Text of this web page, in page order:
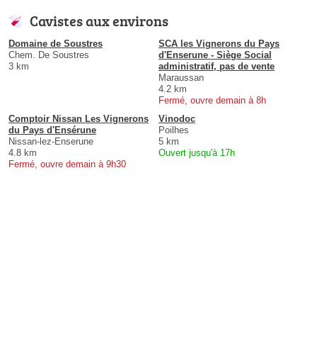
Cavistes aux environs
Domaine de Soustres
Chem. De Soustres
3 km
SCA les Vignerons du Pays
d'Enserune - Siège Social
administratif, pas de vente
Maraussan
4.2 km
Fermé, ouvre demain à 8h
Comptoir Nissan Les Vignerons
du Pays d'Ensérune
Nissan-lez-Enserune
4.8 km
Fermé, ouvre demain à 9h30
Vinodoc
Poilhes
5 km
Ouvert jusqu'à 17h